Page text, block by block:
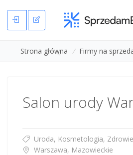
Strona główna / Firmy na
Salon urody
Uroda, Kosmetologia, Zdrowie
Warszawa, Mazowieckie